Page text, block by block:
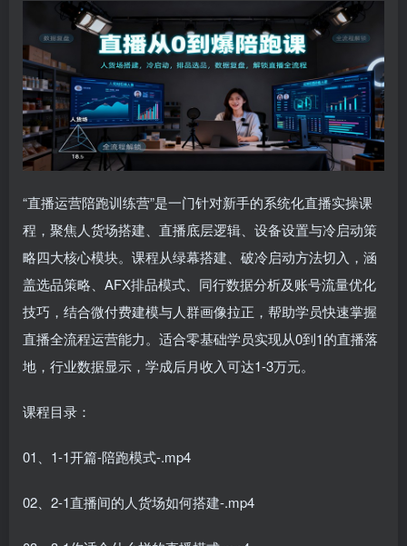
“直播运营陪跑训练营”是一门针对新手的系统化直播实操课
程，聚焦人货场搭建、直播底层逻辑、设备设置与冷启动策
略四大核心模块。课程从绿幕搭建、破冷启动方法切入，涵
盖选品策略、AFX排品模式、同行数据分析及账号流量优化
技巧，结合微付费建模与人群画像拉正，帮助学员快速掌握
直播全流程运营能力。适合零基础学员实现从0到1的直播落
地，行业数据显示，学成后月收入可达1-3万元。
课程目录：
01、1-1开篇-陪跑模式-.mp4
02、2-1直播间的人货场如何搭建-.mp4
微信登录
使用社交账号登录即表示同意用户协议、隐私声明